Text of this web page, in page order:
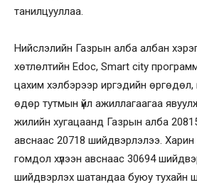
танилцууллаа.
Нийслэлийн Газрын алба албан
хөтлөлтийн Edoc, Smart city
цахим хэлбэрээр иргэдийн өргөдөл,
өдөр тутмын үйл ажиллагаагаа
жилийн хугацаанд Газрын алба
авснаас 20718 шийдвэрлэлээ.
гомдол хүлээн авснаас 30694
шийдвэрлэх шатандаа буюу тухайн